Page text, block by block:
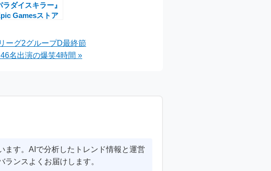
ラダイスキラー』
Gamesストア
定キャンペーン
ーグ2グループD最終節
名出演の爆笑4時間 »
ます。AIで分析したトレンド情報と運営
ンスよくお届けします。